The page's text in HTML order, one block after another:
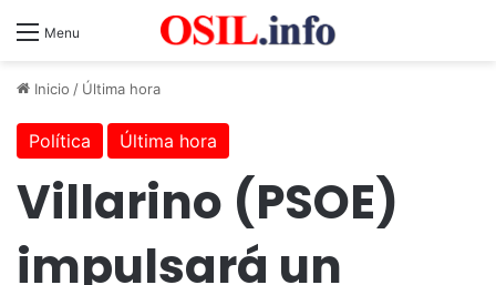
Menu
Inicio / Última hora
Política Última hora
Villarino (PSOE)
impulsará un